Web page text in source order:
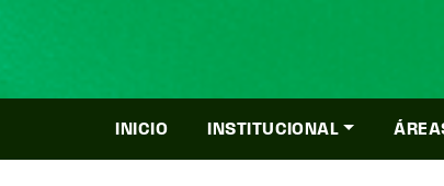
INICIO INSTITUCIONAL